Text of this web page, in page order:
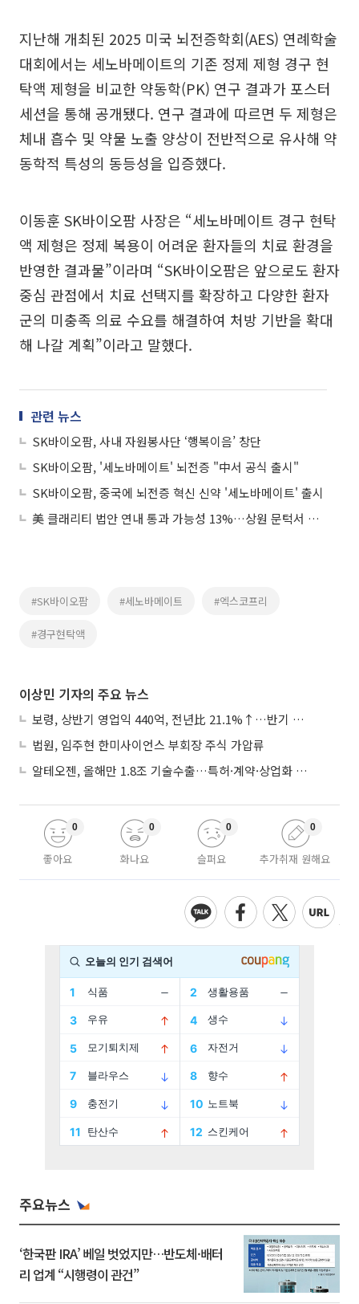
지난해 개최된 2025 미국 뇌전증학회(AES) 연례학술
대회에서는 세노바메이트의 기존 정제 제형 경구 현
탁액 제형을 비교한 약동학(PK) 연구 결과가 포스터
세션을 통해 공개됐다. 연구 결과에 따르면 두 제형은
체내 흡수 및 약물 노출 양상이 전반적으로 유사해 약
동학적 특성의 동등성을 입증했다.
이동훈 SK바이오팜 사장은 “세노바메이트 경구 현탁
액 제형은 정제 복용이 어려운 환자들의 치료 환경을
반영한 결과물”이라며 “SK바이오팜은 앞으로도 환자
중심 관점에서 치료 선택지를 확장하고 다양한 환자
군의 미충족 의료 수요를 해결하여 처방 기반을 확대
해 나갈 계획”이라고 말했다.
관련 뉴스
SK바이오팜, 사내 자원봉사단 ‘행복이음’ 창단
SK바이오팜, '세노바메이트' 뇌전증 "中서 공식 출시"
SK바이오팜, 중국에 뇌전증 혁신 신약 '세노바메이트' 출시
美 클래리티 법안 연내 통과 가능성 13%…상원 문턱서 제동
#SK바이오팜 #세노바메이트 #엑스코프리
#경구현탁액
이상민 기자의 주요 뉴스
보령, 상반기 영업익 440억, 전년比 21.1%↑…반기 역대 최대
법원, 임주현 한미사이언스 부회장 주식 가압류
알테오젠, 올해만 1.8조 기술수출…특허·계약·상업화 ‘삼박자’
좋아요
0
화나요
0
슬퍼요
0
추가취재 원해요
0
주요뉴스
‘한국판 IRA’ 베일 벗었지만…반도체·배터
리 업계 “시행령이 관건”